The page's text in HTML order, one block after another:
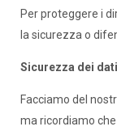
Per proteggere i
la sicurezza o
Sicurezza dei dati
Facciamo del
ma ricordiamo